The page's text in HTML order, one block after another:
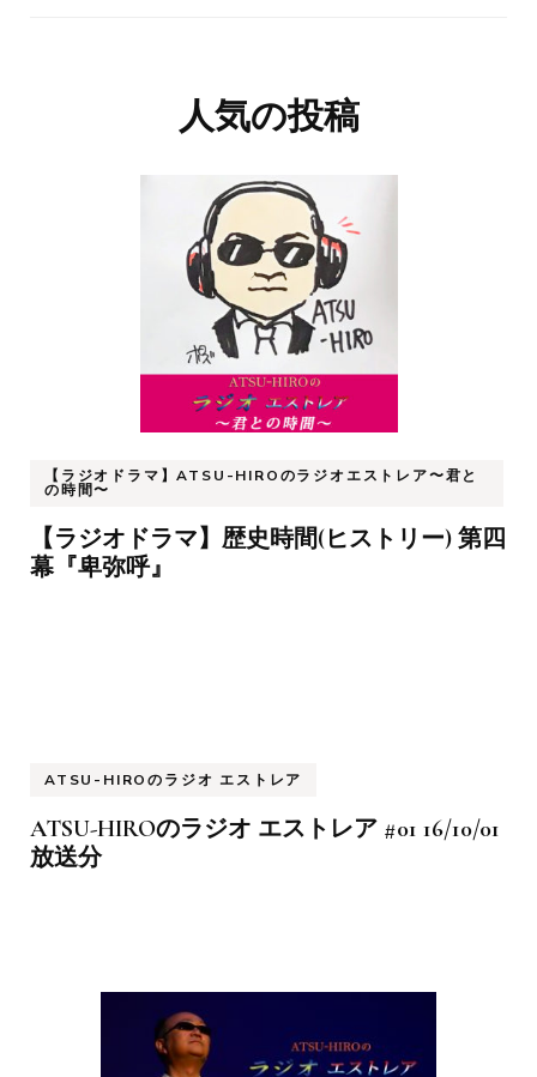
人気の投稿
【ラジオドラマ】ATSU-HIROのラジオエストレア〜君と
の時間〜
【ラジオドラマ】歴史時間(ヒストリー) 第四
幕『卑弥呼』
ATSU-HIROのラジオ エストレア
ATSU-HIROのラジオ エストレア #01 16/10/01
放送分